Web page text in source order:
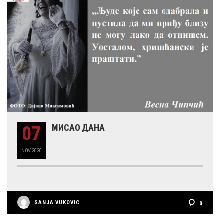
07
NOV 2020
МИСАО ДАНА
SANJA VUKOVIC 0